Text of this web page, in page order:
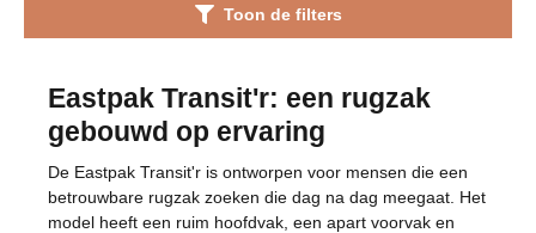
Toon de filters
Eastpak Transit'r: een rugzak
gebouwd op ervaring
De Eastpak Transit'r is ontworpen voor mensen die een
betrouwbare rugzak zoeken die dag na dag meegaat. Het
model heeft een ruim hoofdvak, een apart voorvak en